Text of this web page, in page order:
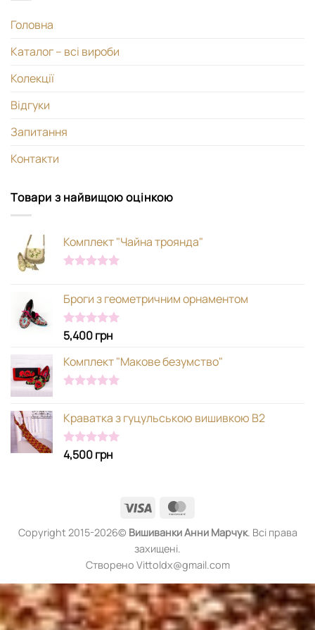
Головна
Каталог – всі вироби
Колекції
Відгуки
Запитання
Контакти
Товари з найвищою оцінкою
Комплект "Чайна троянда"
Броги з геометричним орнаментом
Оцінено в
з 5
5,400грн
Комплект "Макове безумство"
Краватка з гуцульською вишивкою В2
Оцінено в
з 5
4,500грн
Visa
Copyright 2015-2026© ВишиванкиАнни Марчук. Всі права
захищені.
Створено Vittoldx@gmail.com